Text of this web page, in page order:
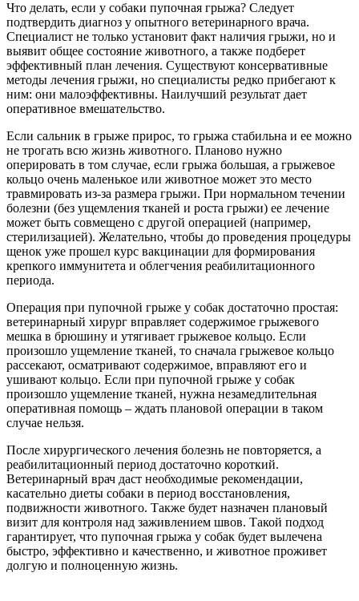
Что делать, если у собаки пупочная грыжа? Следует
подтвердить диагноз у опытного ветеринарного врача.
Специалист не только установит факт наличия грыжи, но и
выявит общее состояние животного, а также подберет
эффективный план лечения. Существуют консервативные
методы лечения грыжи, но специалисты редко прибегают к
ним: они малоэффективны. Наилучший результат дает
оперативное вмешательство.
Если сальник в грыже прирос, то грыжа стабильна и ее можно
не трогать всю жизнь животного. Планово нужно
оперировать в том случае, если грыжа большая, а грыжевое
кольцо очень маленькое или животное может это место
травмировать из-за размера грыжи. При нормальном течении
болезни (без ущемления тканей и роста грыжи) ее лечение
может быть совмещено с другой операцией (например,
стерилизацией). Желательно, чтобы до проведения процедуры
щенок уже прошел курс вакцинации для формирования
крепкого иммунитета и облегчения реабилитационного
периода.
Операция при пупочной грыже у собак достаточно простая:
ветеринарный хирург вправляет содержимое грыжевого
мешка в брюшину и утягивает грыжевое кольцо. Если
произошло ущемление тканей, то сначала грыжевое кольцо
рассекают, осматривают содержимое, вправляют его и
ушивают кольцо. Если при пупочной грыже у собак
произошло ущемление тканей, нужна незамедлительная
оперативная помощь – ждать плановой операции в таком
случае нельзя.
После хирургического лечения болезнь не повторяется, а
реабилитационный период достаточно короткий.
Ветеринарный врач даст необходимые рекомендации,
касательно диеты собаки в период восстановления,
подвижности животного. Также будет назначен плановый
визит для контроля над заживлением швов. Такой подход
гарантирует, что пупочная грыжа у собак будет вылечена
быстро, эффективно и качественно, и животное проживет
долгую и полноценную жизнь.